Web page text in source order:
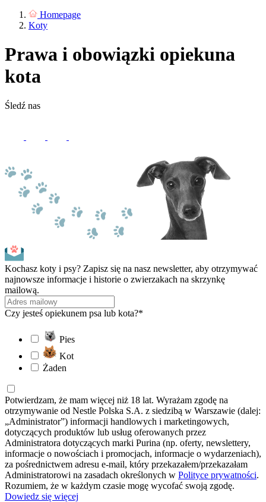
Homepage
Koty
Prawa i obowiązki opiekuna
kota
Śledź nas
Kochasz koty i psy? Zapisz się na nasz newsletter, aby otrzymywać
najnowsze informacje i historie o zwierzakach na skrzynkę
mailową.
Czy jesteś opiekunem psa lub kota?*
Pies
Kot
Żaden
Potwierdzam, że mam więcej niż 18 lat. Wyrażam zgodę na
otrzymywanie od Nestle Polska S.A. z siedzibą w Warszawie (dalej:
„Administrator”) informacji handlowych i marketingowych,
dotyczących produktów lub usług oferowanych przez
Administratora dotyczących marki Purina (np. oferty, newslettery,
informacje o nowościach i promocjach, informacje o wydarzeniach),
za pośrednictwem adresu e-mail, który przekazałem/przekazałam
Administratorowi na zasadach określonych w Polityce prywatności.
Rozumiem, że w każdym czasie mogę wycofać swoją zgodę.
Dowiedz się więcej